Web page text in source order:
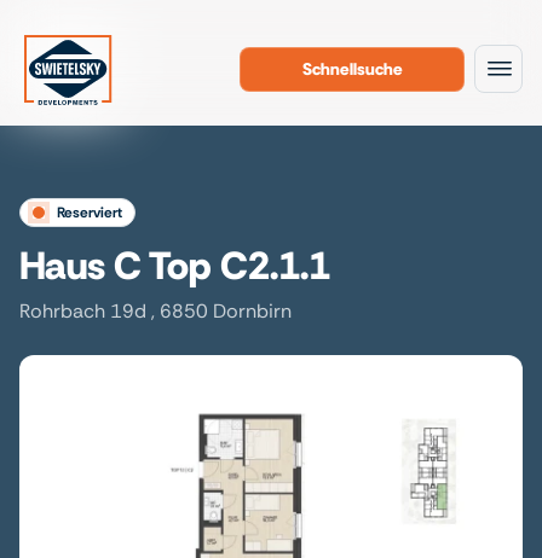
Zum Inhalt Schnellsuche
reserviert
Haus C Top C2.1.1
Rohrbach 19d , 6850 Dornbirn